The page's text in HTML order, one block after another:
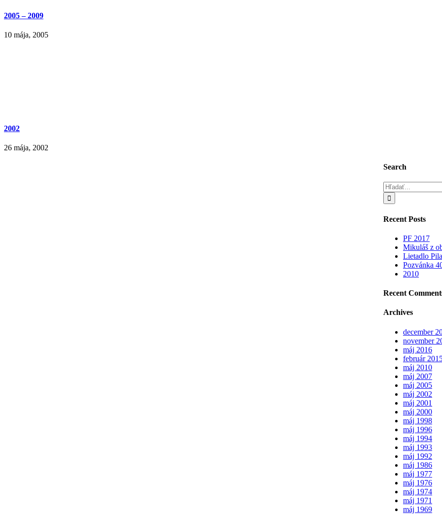
2005 – 2009
10 mája, 2005
2002
26 mája, 2002
Search
Hľadať:
Recent Posts
PF 2017
Mikuláš z
Lietadlo
Pozvánka
2010
Recent
Archives
december
november
máj 2016
február
máj 2010
máj 2007
máj 2005
máj 2002
máj 2001
máj 2000
máj 1998
máj 1996
máj 1994
máj 1993
máj 1992
máj 1986
máj 1977
máj 1976
máj 1974
máj 1971
máj 1969